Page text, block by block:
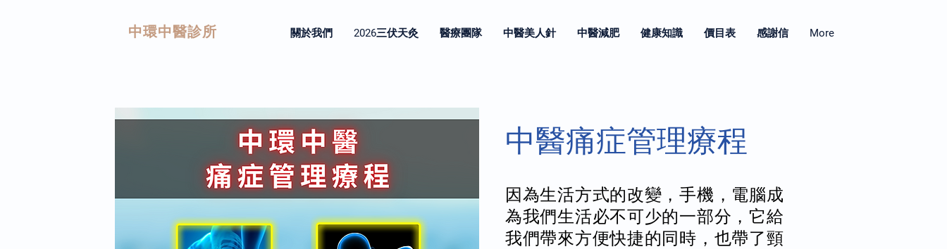
關於我們 2026三伏天灸 醫療團隊 中醫美人針 中醫減肥 健康知識 價目表 感謝信 More
中環中醫診所
中醫痛症管理療程
因為生活方式的改變，手機，電腦成
為我們生活必不可少的一部分，它給
我們帶來方便快捷的同時，也帶了頸